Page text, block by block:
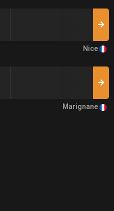
Nice
Marignane